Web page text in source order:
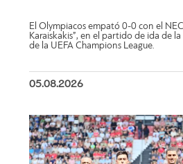
El Olympiacos empató 0-0 con el
Karaiskakis”, en el partido de ida de
de la UEFA Champions League.
05.08.2026